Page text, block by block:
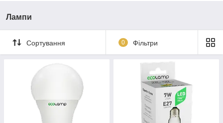
Лампи
Сортування 0 Фільтри